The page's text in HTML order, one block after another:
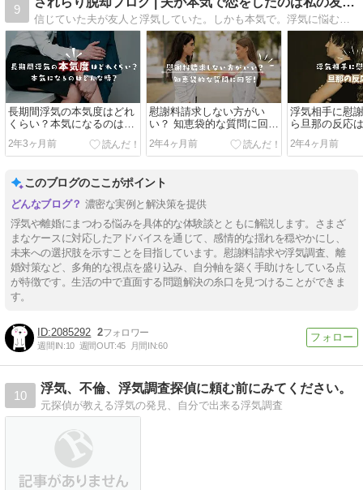
9
信じていた夫が友人と浮気していた。しかも本気で。浮気に悩むされ妻さんへ、経験者からできるアドバイスなどを記事にしています。
長期間浮気の本気度はどれ
くらい？本気になるのはど
んな時？
2年3ヶ月前
慰謝料請求しない方がい
い？ 知恵袋的な質問に回
答！
2年4ヶ月前
浮気相手に慰
ら旦那の反応
ギレされた！
2年4ヶ月前
このブログのここがポイント
濃密な実例と解決策を提供
浮気や離婚にまつわる悩みを具体的な体験談とともに解説します。さまざ
まなケースに対応したアドバイスを通じて、感情的な揺れを穏やかにし、
未来への選択肢を示すことを目指しています。慰謝料請求や浮気調査、離
婚対策など、多角的な視点を盛り込み、自分軸を築く手助けをしている点
が特徴です。生活の中で直面する問題解決の糸口を見つけることができま
す。
2085292 2
週間IN:10 週間OUT:45 月間IN:60
10
浮気、不倫、浮気調査探偵に頼む前にみてください。
元探偵が教える浮気の発見、自分で出来る浮気調査